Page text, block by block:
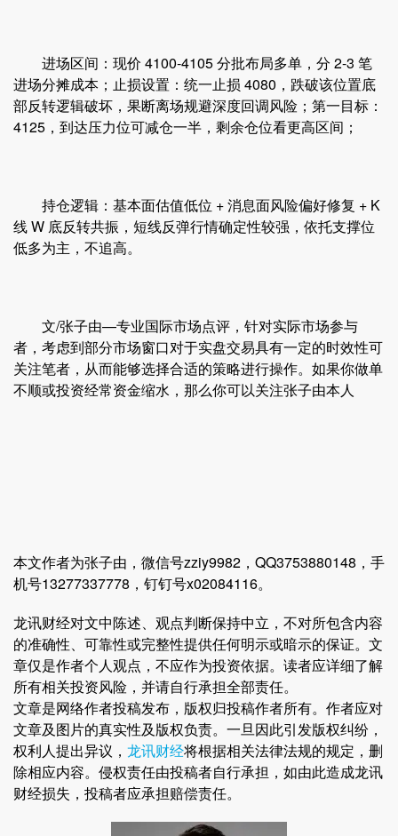
进场区间：现价 4100-4105 分批布局多单，分 2-3 笔
进场分摊成本；止损设置：统一止损 4080，跌破该位置底
部反转逻辑破坏，果断离场规避深度回调风险；第一目标：
4125，到达压力位可减仓一半，剩余仓位看更高区间；
持仓逻辑：基本面估值低位 + 消息面风险偏好修复 + K
线 W 底反转共振，短线反弹行情确定性较强，依托支撑位
低多为主，不追高。
文/张子由—专业国际市场点评，针对实际市场参与
者，考虑到部分市场窗口对于实盘交易具有一定的时效性可
关注笔者，从而能够选择合适的策略进行操作。如果你做单
不顺或投资经常资金缩水，那么你可以关注张子由本人
本文作者为张子由，微信号zziy9982，QQ3753880148，手
机号13277337778，钉钉号x02084116。
龙讯财经对文中陈述、观点判断保持中立，不对所包含内容
的准确性、可靠性或完整性提供任何明示或暗示的保证。文
章仅是作者个人观点，不应作为投资依据。读者应详细了解
所有相关投资风险，并请自行承担全部责任。
文章是网络作者投稿发布，版权归投稿作者所有。作者应对
文章及图片的真实性及版权负责。一旦因此引发版权纠纷，
权利人提出异议， 龙讯财经将根据相关法律法规的规定，删
除相应内容。侵权责任由投稿者自行承担，如由此造成龙讯
财经损失，投稿者应承担赔偿责任。